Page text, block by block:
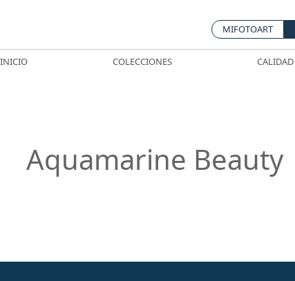
MIFOTOART
INICIO COLECCIONES CALIDAD
Aquamarine Beauty